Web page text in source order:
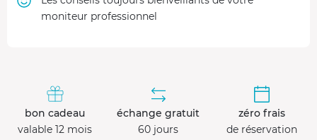
moniteur professionnel
bon cadeau
valable 12 mois
échange gratuit
60 jours
zéro frais
de réservation